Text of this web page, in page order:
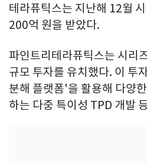
테라퓨틱스는 지난해 12월
200억 원을 받았다.
파인트리테라퓨틱스는 시리
규모 투자를 유치했다. 이 투
분해 플랫폼'을 활용해 다양
하는 다중 특이성 TPD 개발